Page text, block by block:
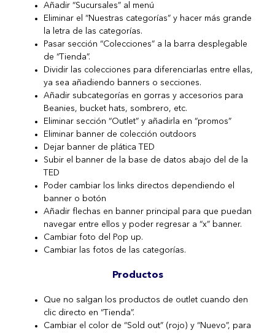
Añadir “Sucursales” al menú
Eliminar el “Nuestras categorías” y hacer más grande
la letra de las categorías.
Pasar sección “Colecciones” a la barra desplegable
de “Tienda”.
Dividir las colecciones para diferenciarlas entre ellas,
ya sea añadiendo banners o secciones.
Añadir subcategorías en gorras y accesorios para
Beanies, bucket hats, sombrero, etc.
Eliminar sección “Outlet” y añadirla en “promos”
Eliminar banner de colección outdoors
Dejar banner de plática TED
Subir el banner de la base de datos abajo del de la
TED
Poder cambiar los links directos dependiendo el
banner o botón
Añadir flechas en banner principal para que puedan
navegar entre ellos y poder regresar a “x” banner.
Cambiar foto del Pop up.
Cambiar las fotos de las categorías.
Productos
Que no salgan los productos de outlet cuando den
clic directo en “Tienda”.
Cambiar el color de “Sold out” (rojo) y “Nuevo”, para